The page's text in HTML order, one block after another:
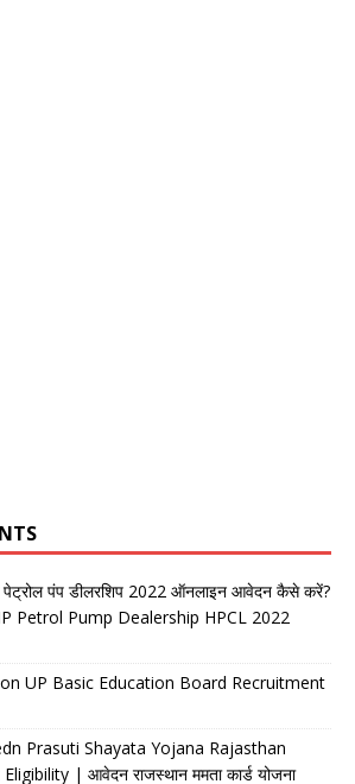
पेट्रोल पंप डीलरशिप 2022 ऑनलाइन आवेदन कैसे करें?
Petrol Pump Dealership HPCL 2022
on UP Basic Education Board Recruitment
Prasuti Shayata Yojana Rajasthan
| आवेदन राजस्थान ममता कार्ड योजना